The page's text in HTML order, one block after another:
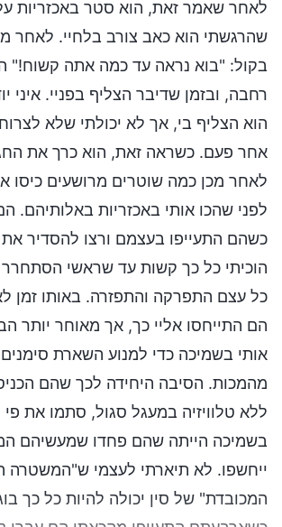
לאחר שאמר זאת, הוא סטר באכזריות
שהרגשתי הוא כאב צורב בלחיי. לאחר
בקול: "בוא נראה עד כמה אתה קשוח!"
רחבה, ובזמן שדיבר הצליף בפניי. איני
הוא הצליף בי, אך לא יכולתי שלא
אחר פעם. כשראה זאת, הוא כרך את
לאחר מכן כמה שוטרים מרושעים כיסו
לפני שהכו אותי באכזריות באלותיהם.
כשהם התעייפו בעצמם ורצו להסדיר
הוכיתי כל כך קשות עד שראשי הסתחרר
כל עצם התפרקה והתפזרה. באותו זמן
הם התייחסו אליי כך, אך מאוחר יותר
אותי בשמיכה כדי למנוע השארת
מהמכות. הסיבה היחידה לכך שהם
ללא טלוויזיה במעגל סגול, סתמו את פי
בשמיכה הייתה שהם פחדו שמעשיהם
ייחשפו. לא תיארתי לעצמי ש"המשטרה
המכובדת" של סין יכולה להיות כל כך